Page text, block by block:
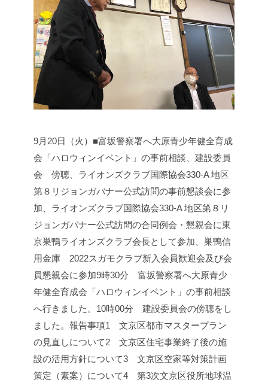
9月20日（火）■富坂警察署へ大原青少年健全育成
会「ハロウィンイベント」の事前相談、建設委員
会 傍聴、ライオンズクラブ国際協会330-A 地区
第８リジョンガバナー公式訪問の事前懇談会に参
加、ライオンズクラブ国際協会330-A 地区第８リ
ジョンガバナー公式訪問の合同例会・懇親会に東
京巣鴨ライオンズクラブ会長として参加、巣鴨信
用金庫 2022スガモクラブ新入会員歓迎会及び会
員懇親会に参加9時30分 富坂警察署へ大原青少
年健全育成会「ハロウィンイベント」の事前相談
へ行きました。 10時00分 建設委員会の傍聴をし
ました。 報告事項1 文京区都市マスタープラン
の見直しについて2 文京区住宅事業終了後の施
設の活用方針について3 文京区空家等対策計画
策定（素案）について4 第3次文京区役所地球温